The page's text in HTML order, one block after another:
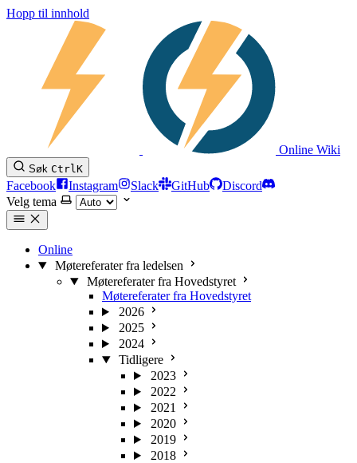
Hopp til innhold
Online Wiki
Søk CtrlK
Facebook Instagram Slack GitHub
Discord
Velg tema
Online
Møtereferater fra ledelsen
Møtereferater fra Hovedstyret
Møtereferater fra Hovedstyret
2026
2025
2024
Tidligere
2023
2022
2021
2020
2019
2018